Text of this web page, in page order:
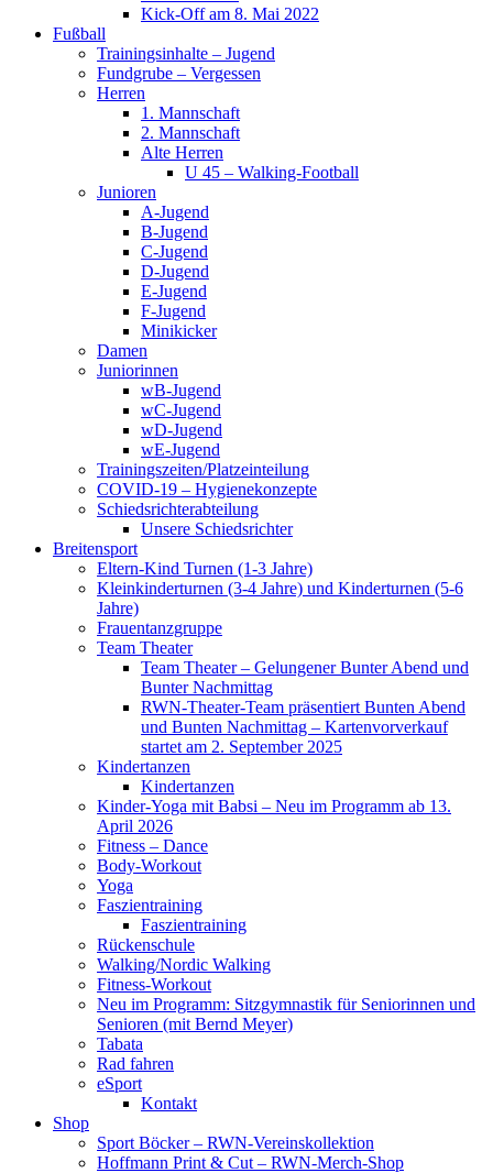
Kick-Off am 8. Mai 2022
Fußball
Trainingsinhalte – Jugend
Fundgrube – Vergessen
Herren
1. Mannschaft
2. Mannschaft
Alte Herren
U 45 – Walking-Football
Junioren
A-Jugend
B-Jugend
C-Jugend
D-Jugend
E-Jugend
F-Jugend
Minikicker
Damen
Juniorinnen
wB-Jugend
wC-Jugend
wD-Jugend
wE-Jugend
Trainingszeiten/Platzeinteilung
COVID-19 – Hygienekonzepte
Schiedsrichterabteilung
Unsere Schiedsrichter
Breitensport
Eltern-Kind Turnen (1-3 Jahre)
Kleinkinderturnen (3-4 Jahre) und Kinderturnen (5-6
Jahre)
Frauentanzgruppe
Team Theater
Team Theater – Gelungener Bunter Abend und
Bunter Nachmittag
RWN-Theater-Team präsentiert Bunten Abend
und Bunten Nachmittag – Kartenvorverkauf
startet am 2. September 2025
Kindertanzen
Kindertanzen
Kinder-Yoga mit Babsi – Neu im Programm ab 13.
April 2026
Fitness – Dance
Body-Workout
Yoga
Faszientraining
Faszientraining
Rückenschule
Walking/Nordic Walking
Fitness-Workout
Neu im Programm: Sitzgymnastik für Seniorinnen und
Senioren (mit Bernd Meyer)
Tabata
Rad fahren
eSport
Kontakt
Shop
Sport Böcker – RWN-Vereinskollektion
Hoffmann Print & Cut – RWN-Merch-Shop